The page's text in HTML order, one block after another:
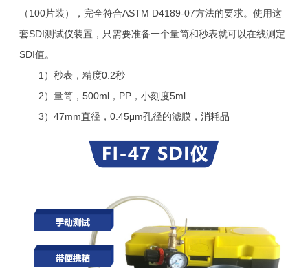
（100片装），完全符合ASTM D4189-07方法的要求。使用这
套SDI测试仪装置，只需要准备一个量筒和秒表就可以在线测定
SDI值。
1）秒表，精度0.2秒
2）量筒，500ml，PP，小刻度5ml
3）47mm直径，0.45μm孔径的滤膜，消耗品